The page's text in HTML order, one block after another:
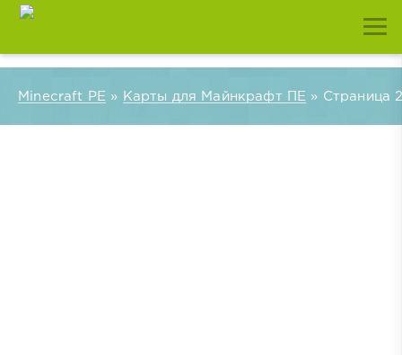
Minecraft PE » Карты для Майнкрафт ПЕ » Страница